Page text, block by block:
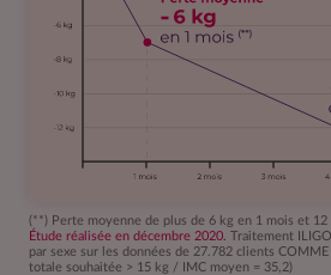
(**) Perte moyenne de plus de 6 kg en 1 mois et 12
Étude réalisée en décembre 2020. Traitement
par sexe sur les données de 27.782 clients COMME
totale souhaitée > 15 kg / IMC moyen = 35,2)